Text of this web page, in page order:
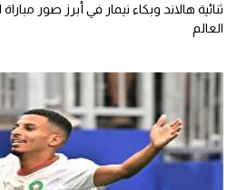
تحليل في الجول
حكايات في الجول
كويز في الجول
فيديو في الجول
ثنائية هالاند وبكاء نيمار في أبرز صور
العالم